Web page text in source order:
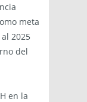
meta
2025
del
en la